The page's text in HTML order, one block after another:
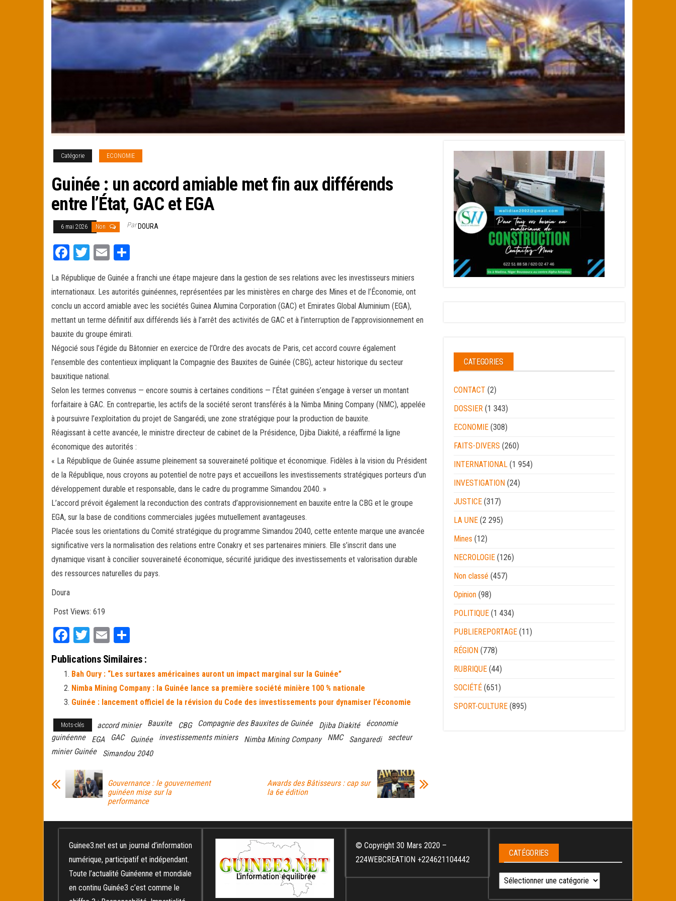
Catégorie ECONOMIE
Guinée : un accord amiable met fin aux différends
entre l’État, GAC et EGA
6 mai 2026 Non ParDOURA
Fa
bo
ok
T
tt
er
E
ail ag
er
La République de Guinée a franchi une étape majeure dans la gestion de ses relations avec les investisseurs miniers
internationaux. Les autorités guinéennes, représentées par les ministères en charge des Mines et de l’Économie, ont
conclu un accord amiable avec les sociétés Guinea Alumina Corporation (GAC) et Emirates Global Aluminium (EGA),
mettant un terme définitif aux différends liés à l’arrêt des activités de GAC et à l’interruption de l’approvisionnement en
bauxite du groupe émirati.
Négocié sous l’égide du Bâtonnier en exercice de l’Ordre des avocats de Paris, cet accord couvre également
l’ensemble des contentieux impliquant la Compagnie des Bauxites de Guinée (CBG), acteur historique du secteur
bauxitique national.
Selon les termes convenus — encore soumis à certaines conditions — l’État guinéen s’engage à verser un montant
forfaitaire à GAC. En contrepartie, les actifs de la société seront transférés à la Nimba Mining Company (NMC), appelée
à poursuivre l’exploitation du projet de Sangarédi, une zone stratégique pour la production de bauxite.
Réagissant à cette avancée, le ministre directeur de cabinet de la Présidence, Djiba Diakité, a réaffirmé la ligne
économique des autorités :
« La République de Guinée assume pleinement sa souveraineté politique et économique. Fidèles à la vision du Président
de la République, nous croyons au potentiel de notre pays et accueillons les investissements stratégiques porteurs d’un
développement durable et responsable, dans le cadre du programme Simandou 2040. »
L’accord prévoit également la reconduction des contrats d’approvisionnement en bauxite entre la CBG et le groupe
EGA, sur la base de conditions commerciales jugées mutuellement avantageuses.
Placée sous les orientations du Comité stratégique du programme Simandou 2040, cette entente marque une avancée
significative vers la normalisation des relations entre Conakry et ses partenaires miniers. Elle s’inscrit dans une
dynamique visant à concilier souveraineté économique, sécurité juridique des investissements et valorisation durable
des ressources naturelles du pays.
Doura
Post Views: 619
Fa
ce
bo
ok
T
tt
er
E
m
ail ag
er
Publications Similaires :
Bah Oury : “Les surtaxes américaines auront un impact marginal sur la Guinée”
Nimba Mining Company : la Guinée lance sa première société minière 100 % nationale
Guinée : lancement officiel de la révision du Code des investissements pour dynamiser l’économie
Mots-clés accord minier Bauxite CBG Compagnie des Bauxites de Guinée Djiba Diakité
économie
guinéenne
EGA GAC Guinée investissements miniers Nimba Mining Company NMC Sangaredi
secteur
minier Guinée
Simandou 2040
Gouvernance : le gouvernement
guinéen mise sur la
performance
Awards des Bâtisseurs : cap sur
la 6e édition
CATEGORIES
CONTACT (2)
DOSSIER (1 343)
ECONOMIE (308)
FAITS-DIVERS (260)
INTERNATIONAL (1 954)
INVESTIGATION (24)
JUSTICE (317)
LA UNE (2 295)
Mines (12)
NECROLOGIE (126)
Non classé (457)
Opinion (98)
POLITIQUE (1 434)
PUBLIEREPORTAGE (11)
RÉGION (778)
RUBRIQUE (44)
SOCIÉTÉ (651)
SPORT-CULTURE (895)
Guinee3.net est un journal d’information
numérique, participatif et indépendant.
Toute l’actualité Guinéenne et mondiale
en continu Guinée3 c’est comme le
© Copyright 30 Mars 2020 –
224WEBCREATION +224621104442
CATÉGORIES
Catégories